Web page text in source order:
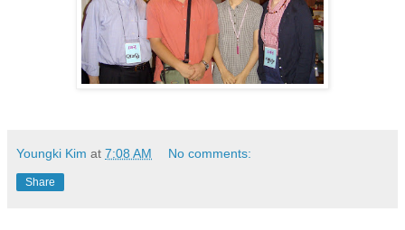
Youngki Kim at 7:08 AM No comments:
Share